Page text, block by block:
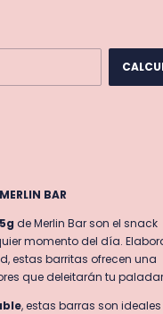
BAR
de Merlin Bar son el snack
momento del día.
estas barritas ofrecen una
que deleitarán tu
, estas barras son